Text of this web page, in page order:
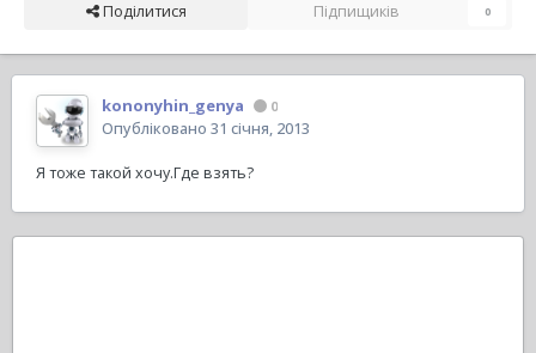
Поділитися Підпищиків 0
kononyhin_genya 0
Опубліковано 31 січня, 2013
Я тоже такой хочу.Где взять?